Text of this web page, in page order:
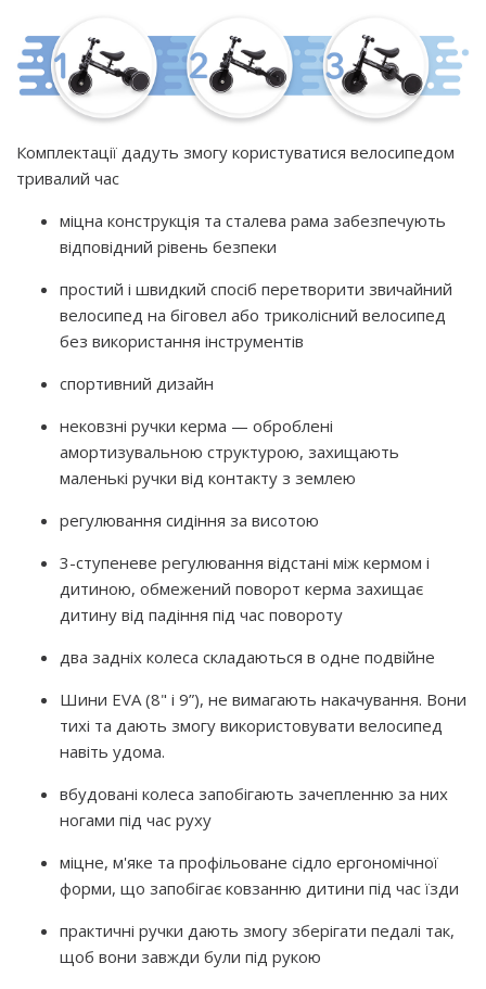
Комплектації дадуть змогу користуватися велосипедом
тривалий час
міцна конструкція та сталева рама забезпечують
відповідний рівень безпеки
простий і швидкий спосіб перетворити звичайний
велосипед на біговел або триколісний велосипед
без використання інструментів
спортивний дизайн
нековзні ручки керма — оброблені
амортизувальною структурою, захищають
маленькі ручки від контакту з землею
регулювання сидіння за висотою
3-ступеневе регулювання відстані між кермом і
дитиною, обмежений поворот керма захищає
дитину від падіння під час повороту
два задніх колеса складаються в одне подвійне
Шини EVA (8" і 9”), не вимагають накачування. Вони
тихі та дають змогу використовувати велосипед
навіть удома.
вбудовані колеса запобігають зачепленню за них
ногами під час руху
міцне, м'яке та профільоване сідло ергономічної
форми, що запобігає ковзанню дитини під час їзди
практичні ручки дають змогу зберігати педалі так,
щоб вони завжди були під рукою